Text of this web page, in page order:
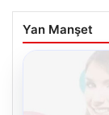
Yan Manşet